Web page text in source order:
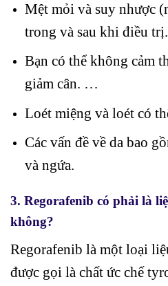
Mệt mỏi và suy nhược
trong và sau khi điều
Bạn có thể không cảm
giảm cân. …
Loét miệng và loét có
Các vấn đề về da bao
và ngứa.
3. Regorafenib có phải là
không?
Regorafenib là một loại
được gọi là chất ức chế